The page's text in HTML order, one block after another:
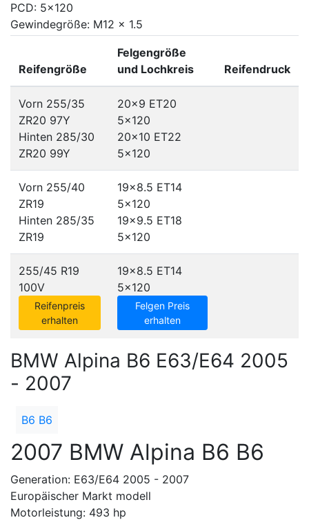
PCD: 5x120
Gewindegröße: M12 x 1.5
Reifengröße
Felgengröße
und Lochkreis
Reifendruck
Vorn 255/35
ZR20 97Y
Hinten 285/30
ZR20 99Y
20x9 ET20
5x120
20x10 ET22
5x120
Vorn 255/40
ZR19
Hinten 285/35
ZR19
19x8.5 ET14
5x120
19x9.5 ET18
5x120
255/45 R19
100V
Reifenpreis
erhalten
19x8.5 ET14
5x120
Felgen Preis
erhalten
BMW Alpina B6 E63/E64 2005
- 2007
B6 B6
2007 BMW Alpina B6 B6
Generation: E63/E64 2005 - 2007
Europäischer Markt modell
Motorleistung: 493 hp